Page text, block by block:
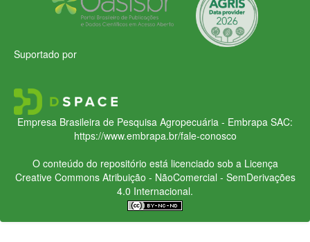
Suportado por
Empresa Brasileira de Pesquisa Agropecuária - Embrapa SAC:
https://www.embrapa.br/fale-conosco
O conteúdo do repositório está licenciado sob a Licença
Creative CommonsAtribuição - NãoComercial - SemDerivações
4.0 Internacional.